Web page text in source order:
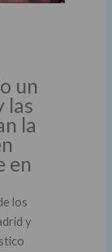
un
las
la
en
los
y